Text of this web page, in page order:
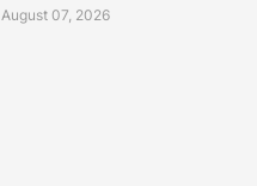
August 07, 2026